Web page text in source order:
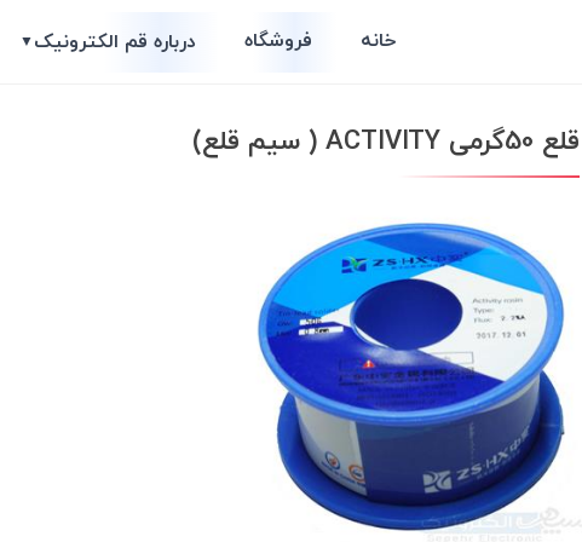
خانه فروشگاه درباره قم الکترونیک▼
قلع 50گرمی ACTIVITY ( سیم قلع)